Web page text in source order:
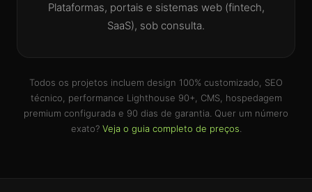
Plataformas, portais e sistemas web (fintech,
SaaS), sob consulta.
Todos os projetos incluem design 100% customizado, SEO
técnico, performance Lighthouse 90+, CMS, hospedagem
premium configurada e 90 dias de garantia. Quer um número
exato? Veja o guia completo de preços